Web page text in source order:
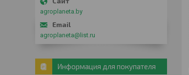
agroplaneta.by
agroplaneta@list.ru
Информация для покупателя